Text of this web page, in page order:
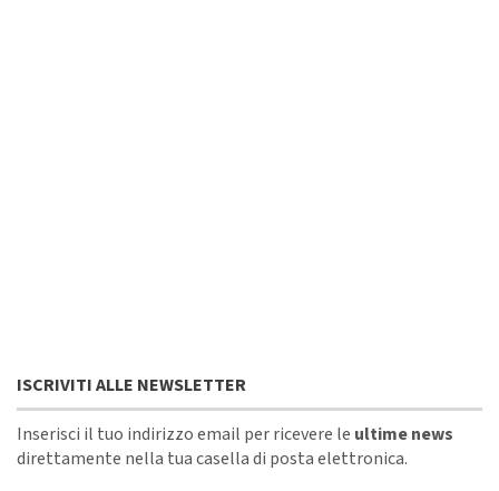
ISCRIVITI ALLE NEWSLETTER
Inserisci il tuo indirizzo email per ricevere le ultime news
direttamente nella tua casella di posta elettronica.